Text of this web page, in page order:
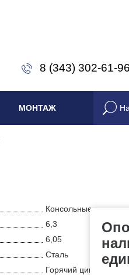
8 (343) 302-61-96
МОНТАЖ
Консольные
6,3
6,05
Сталь
Горячий цинк